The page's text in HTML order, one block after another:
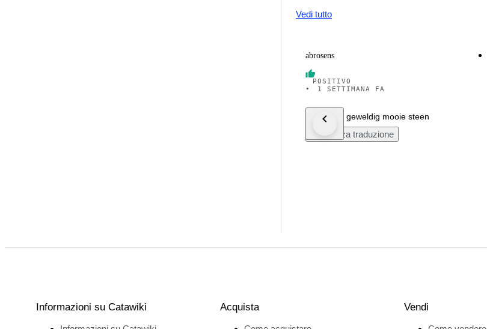
Vedi tutto
abrosens
POSITIVO
•
1 SETTIMANA FA
Het is een geweldig mooie steen
Visualizza traduzione
Informazioni su Catawiki Acquista Vendi